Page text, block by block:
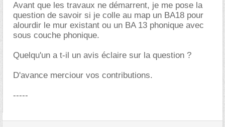
Avant que les travaux ne démarrent, je me pose la
question de savoir si je colle au map un BA18 pour
alourdir le mur existant ou un BA 13 phonique avec
sous couche phonique.
Quelqu'un a t-il un avis éclaire sur la question ?
D'avance merciour vos contributions.
-----